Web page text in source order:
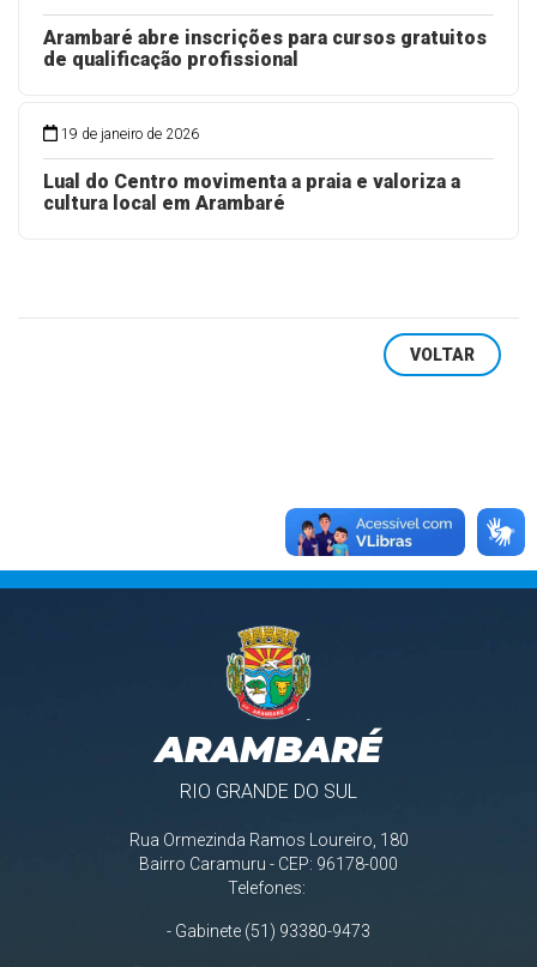
Arambaré abre inscrições para cursos gratuitos
de qualificação profissional
19 de janeiro de 2026
Lual do Centro movimenta a praia e valoriza a
cultura local em Arambaré
VOLTAR
ARAMBARÉ
RIO GRANDE DO SUL
Rua Ormezinda Ramos Loureiro, 180
Bairro Caramuru - CEP: 96178-000
Telefones:
- Gabinete (51) 93380-9473